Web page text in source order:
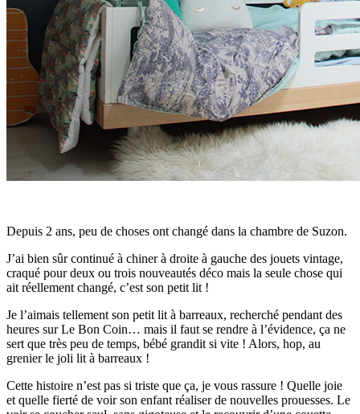
Depuis 2 ans, peu de choses ont changé dans la chambre de Suzon.
J’ai bien sûr continué à chiner à droite à gauche des jouets vintage,
craqué pour deux ou trois nouveautés déco mais la seule chose qui
ait réellement changé, c’est son petit lit !
Je l’aimais tellement son petit lit à barreaux, recherché pendant des
heures sur Le Bon Coin… mais il faut se rendre à l’évidence, ça ne
sert que très peu de temps, bébé grandit si vite ! Alors, hop, au
grenier le joli lit à barreaux !
Cette histoire n’est pas si triste que ça, je vous rassure ! Quelle joie
et quelle fierté de voir son enfant réaliser de nouvelles prouesses. Le